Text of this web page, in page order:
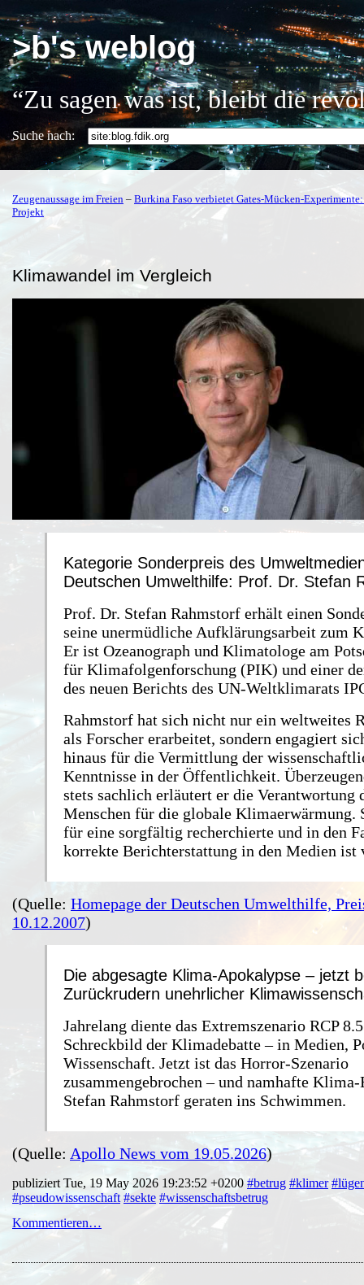
>b's weblog
“Zu sagen was ist, bleibt die
Suche nach:
Zeugenaussage im Freien – Burkina Faso verbietet Gates-Mücken-
Projekt
Klimawandel im Vergleich
Kategorie Sonderpreis des
Deutschen Umwelthilfe: Prof. Dr. Stefan
Prof. Dr. Stefan Rahmstorf erhält einen
seine unermüdliche Aufklärungsarbeit zum
Er ist Ozeanograph und Klimatologe am
für Klimafolgenforschung (PIK) und einer
des neuen Berichts des UN-Weltklimarats
Rahmstorf hat sich nicht nur ein weltweites
als Forscher erarbeitet, sondern engagiert
hinaus für die Vermittlung der
Kenntnisse in der Öffentlichkeit.
stets sachlich erläutert er die Verantwortung
Menschen für die globale Klimaerwärmung.
für eine sorgfältig recherchierte und in den
korrekte Berichterstattung in den Medien
(Quelle: Homepage der Deutschen Umwelthilfe,
10.12.2007)
Die abgesagte Klima-Apokalypse – jetzt
Zurückrudern unehrlicher
Jahrelang diente das Extremszenario RCP
Schreckbild der Klimadebatte – in Medien,
Wissenschaft. Jetzt ist das Horror-Szenario
zusammengebrochen – und namhafte
Stefan Rahmstorf geraten ins Schwimmen.
(Quelle: Apollo News vom 19.05.2026)
publiziert Tue, 19 May 2026 19:23:52 +0200 #betrug #klimer
#pseudowissenschaft #sekte #wissenschaftsbetrug
Kommentieren…